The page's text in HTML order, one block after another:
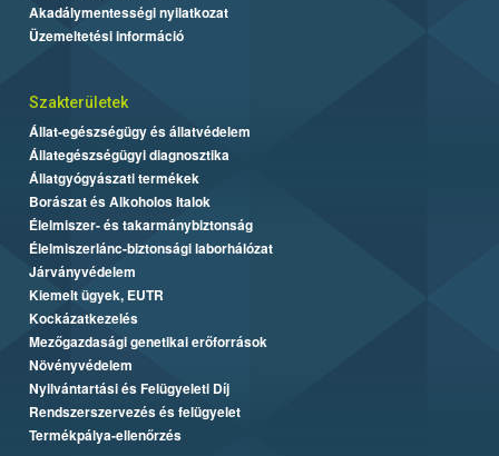
Akadálymentességi nyilatkozat
Üzemeltetési információ
Szakterületek
Állat-egészségügy és állatvédelem
Állategészségügyi diagnosztika
Állatgyógyászati termékek
Borászat és Alkoholos Italok
Élelmiszer- és takarmánybiztonság
Élelmiszerlánc-biztonsági laborhálózat
Járványvédelem
Kiemelt ügyek, EUTR
Kockázatkezelés
Mezőgazdasági genetikai erőforrások
Növényvédelem
Nyilvántartási és Felügyeleti Díj
Rendszerszervezés és felügyelet
Termékpálya-ellenőrzés